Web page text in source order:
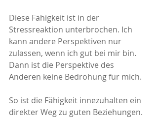
Diese Fähigkeit ist in der
Stressreaktion unterbrochen. Ich
kann andere Perspektiven nur
zulassen, wenn ich gut bei mir bin.
Dann ist die Perspektive des
Anderen keine Bedrohung für mich.
So ist die Fähigkeit innezuhalten ein
direkter Weg zu guten Beziehungen.